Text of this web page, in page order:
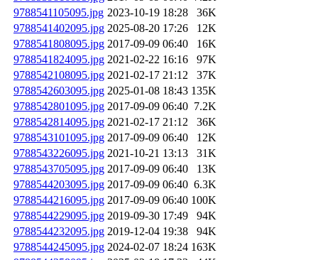
9788541105095.jpg 2023-10-19 18:28
36K
9788541402095.jpg 2025-08-20 17:26
12K
9788541808095.jpg 2017-09-09 06:40
16K
9788541824095.jpg 2021-02-22 16:16
97K
9788542108095.jpg 2021-02-17 21:12
37K
9788542603095.jpg 2025-01-08 18:43 135K
9788542801095.jpg 2017-09-09 06:40 7.2K
9788542814095.jpg 2021-02-17 21:12
36K
9788543101095.jpg 2017-09-09 06:40
12K
9788543226095.jpg 2021-10-21 13:13
31K
9788543705095.jpg 2017-09-09 06:40
13K
9788544203095.jpg 2017-09-09 06:40 6.3K
9788544216095.jpg 2017-09-09 06:40 100K
9788544229095.jpg 2019-09-30 17:49
94K
9788544232095.jpg 2019-12-04 19:38
94K
9788544245095.jpg 2024-02-07 18:24 163K